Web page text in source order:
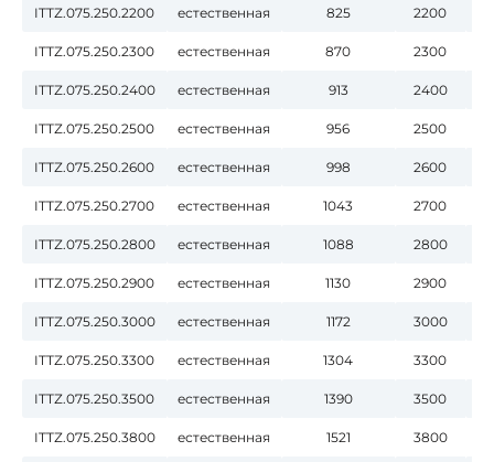
ITTZ.075.250.2200 естественная 825 2200
ITTZ.075.250.2300 естественная 870 2300
ITTZ.075.250.2400 естественная 913 2400
ITTZ.075.250.2500 естественная 956 2500
ITTZ.075.250.2600 естественная 998 2600
ITTZ.075.250.2700 естественная 1043 2700
ITTZ.075.250.2800 естественная 1088 2800
ITTZ.075.250.2900 естественная 1130 2900
ITTZ.075.250.3000 естественная 1172 3000
ITTZ.075.250.3300 естественная 1304 3300
ITTZ.075.250.3500 естественная 1390 3500
ITTZ.075.250.3800 естественная 1521 3800